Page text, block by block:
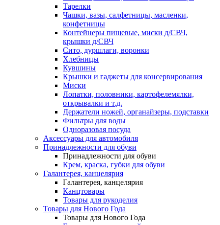
Тарелки
Чашки, вазы, салфетницы, масленки,
конфетницы
Контейнеры пищевые, миски д/СВЧ,
крышки д/СВЧ
Сито, дуршлаги, воронки
Хлебницы
Кувшины
Крышки и гаджеты для консервирования
Миски
Лопатки, половники, картофелемялки,
открывалки и т.д.
Держатели ножей, органайзеры, подставки
Фильтры для воды
Одноразовая посуда
Аксессуары для автомобиля
Принадлежности для обуви
Принадлежности для обуви
Крем, краска, губки для обуви
Галантерея, канцелярия
Галантерея, канцелярия
Канцтовары
Товары для рукоделия
Товары для Нового Года
Товары для Нового Года